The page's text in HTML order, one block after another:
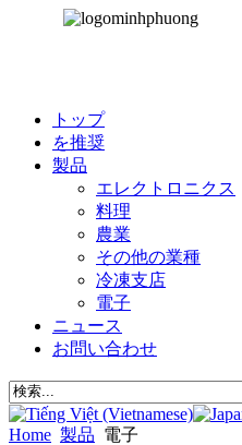
トップ
を推奨
製品
エレクトロニクス
料理
農業
その他の業種
冷凍支店
電子
ニュース
お問い合わせ
Home 製品 電子